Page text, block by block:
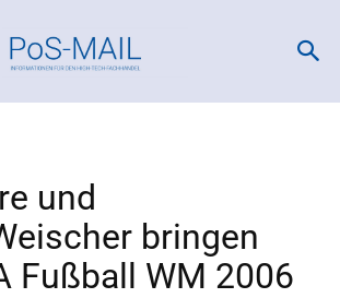
und
bringen
Fußball WM 2006